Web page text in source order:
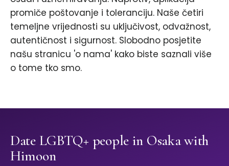
promiče poštovanje i toleranciju. Naše četiri
temeljne vrijednosti su uključivost, odvažnost,
autentičnost i sigurnost. Slobodno posjetite
našu stranicu 'o nama' kako biste saznali više
o tome tko smo.
Date LGBTQ+ people in Osaka with
Himoon